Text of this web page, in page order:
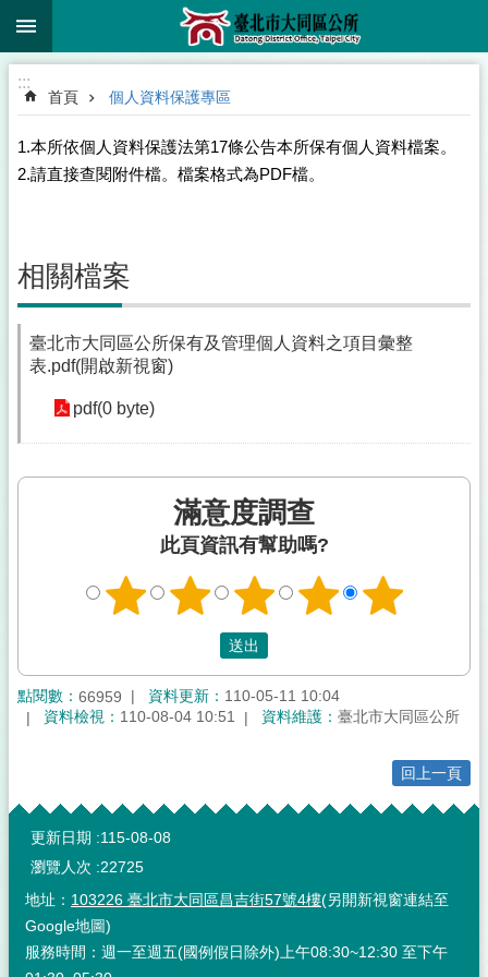
跳到主要內容區塊
:::
首頁 個人資料保護專區
1.本所依個人資料保護法第17條公告本所保有個人資料檔案。
2.請直接查閱附件檔。檔案格式為PDF檔。
相關檔案
臺北市大同區公所保有及管理個人資料之項目彙整
表.pdf(開啟新視窗)
pdf(0 byte)
滿意度調查
此頁資訊有幫助嗎?
點閱數： 66959 資料更新： 110-05-11 10:04
資料檢視： 110-08-04 10:51 資料維護： 臺北市大同區公所
回上一頁
:::
更新日期
115-08-08
瀏覽人次 22725
地址： 103226 臺北市大同區昌吉街57號4樓(另開新視窗連結至
Google地圖)
服務時間：週一至週五(國例假日除外)上午08:30~12:30 至下午